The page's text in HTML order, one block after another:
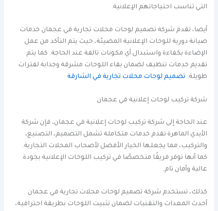
التي تناسب احتياجاتهم الإعلانية.
أيضا، تقدم شركة تصميم لوحات محلات تجارية في عجمان خدمات
صيانة دورية للوحات الإعلانية المضيئة، حيث يتم التأكد من عمل
الإضاءة بكفاءة واستبدال أي مكونات تالفة عند الحاجة. كما يتم
تقديم خدمات تنظيف لضمان بقاء اللوحات مشرقة وجذابة لفترات
طويلة. تصميم لوحات محلات تجارية في الشارقة
شركة تركيب لوحات إعلانية في عجمان
عند الحاجة إلى شركة تركيب لوحات إعلانية في عجمان، فإن شركة
الأيدي الماهرة تقدم خدمات متكاملة تشمل التصميم، التصنيع،
والتركيب، مما يجعلها الخيار الأفضل لأصحاب المحلات التجارية.
كما أنها توفر فريقًا متخصصًا في تركيب اللوحات الإعلانية بجودة
عالية وأمان تام.
كذلك، تستخدم شركة تصميم لوحات محلات تجارية في عجمان
أحدث المعدات والتقنيات لضمان تثبيت اللوحات بطريقة احترافية،